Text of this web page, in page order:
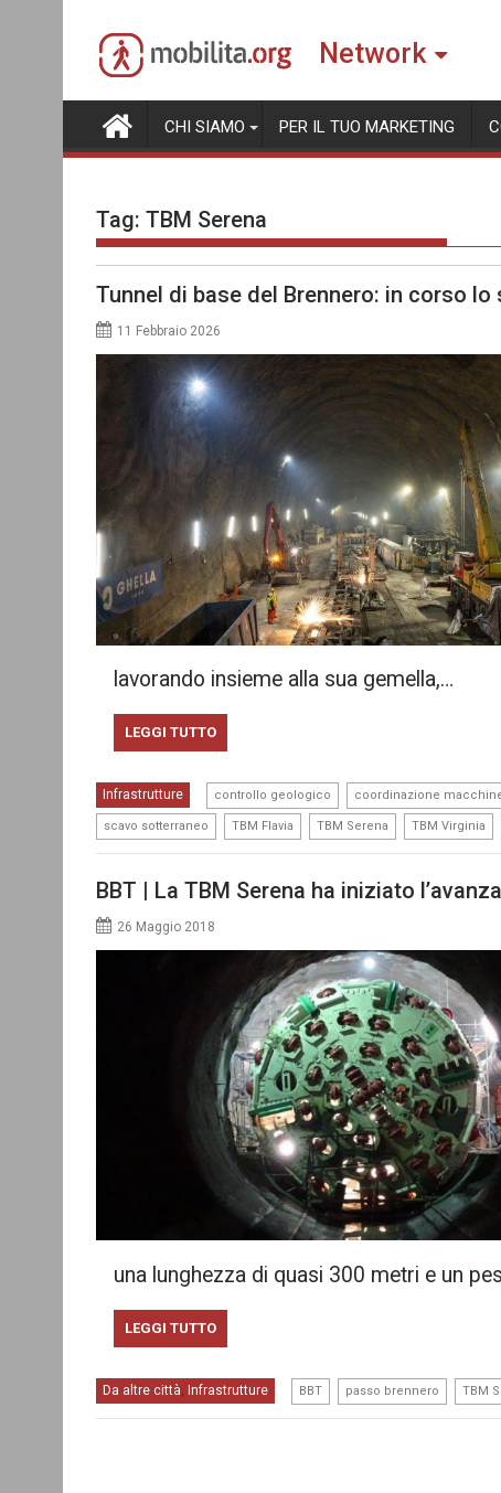
content
Network
CHI SIAMO PER IL TUO MARKETING
Tag: TBM Serena
Tunnel di base del Brennero: in corso
11 Febbraio 2026
lavorando insieme alla sua gemella,…
LEGGI TUTTO
Infrastrutture controllo geologico coordinazione
scavo sotterraneo TBM Flavia TBM Serena TBM Virginia
BBT | La TBM Serena ha iniziato
26 Maggio 2018
una lunghezza di quasi 300 metri e un
LEGGI TUTTO
Da altre città Infrastrutture BBT passo brennero TBM